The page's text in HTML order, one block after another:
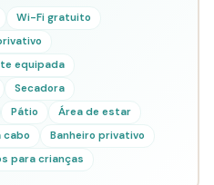
Wi-Fi gratuito
equipada
Secadora
Pátio
Área de estar
cabo
Banheiro privativo
para crianças